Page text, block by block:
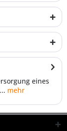
eines
mehr